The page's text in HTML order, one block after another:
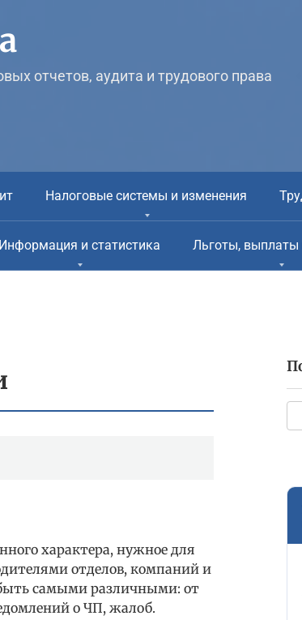
отчетов, аудита и трудового права
Налоговые системы и изменения
Информация и статистика Льготы, выплаты
характера, нужное для
отделов, компаний и
самыми различными: от
о ЧП, жалоб.